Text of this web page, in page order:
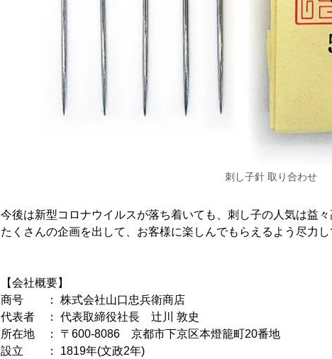
刺し子針 取り合わせ
今後は新型コロナウイルスが落ち着いても、刺し子の人気は益々
たくさんの企画を出して、お客様に楽しんでもらえるよう尽力し
【会社概要】
商号 ： 株式会社山口忠兵衛商店
代表者 ： 代表取締役社長 辻川 敦史
所在地 ： 〒600-8086 京都市下京区本燈籠町20番地
設立 ： 1819年(文政2年)